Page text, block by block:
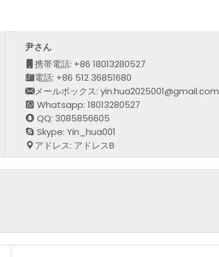
尹さん
携帯電話: +86 18013280527
電話: +86 512 36851680
メールボックス: yin.hua2025001@gmail.com
Whatsapp: 18013280527
QQ: 3085856605
Skype: Yin_hua001
アドレス: アドレスB